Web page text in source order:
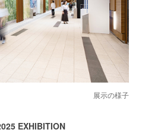
展示の様子
EXHIBITION